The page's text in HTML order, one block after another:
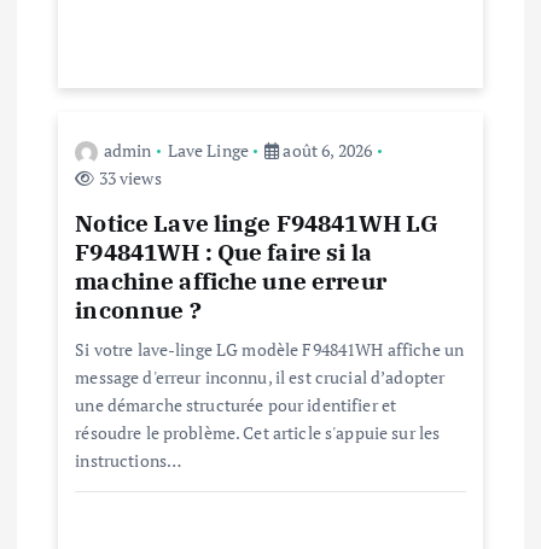
admin Lave Linge
août 6, 2026
33 views
Notice Lave linge F94841WH LG
F94841WH : Que faire si la
machine affiche une erreur
inconnue ?
Si votre lave-linge LG modèle F94841WH affiche un
message d'erreur inconnu, il est crucial d’adopter
une démarche structurée pour identifier et
résoudre le problème. Cet article s'appuie sur les
instructions…